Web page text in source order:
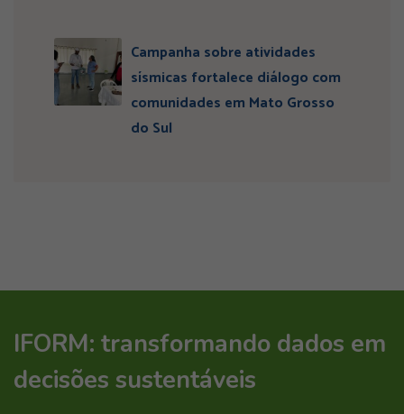
Campanha sobre atividades
sísmicas fortalece diálogo com
comunidades em Mato Grosso
do Sul
IFORM: transformando dados em
decisões sustentáveis